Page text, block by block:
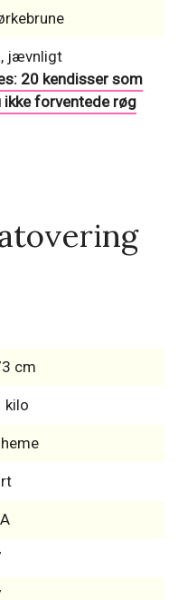
jævnligt
20 kendisser som
ikke forventede røg
cm
kilo